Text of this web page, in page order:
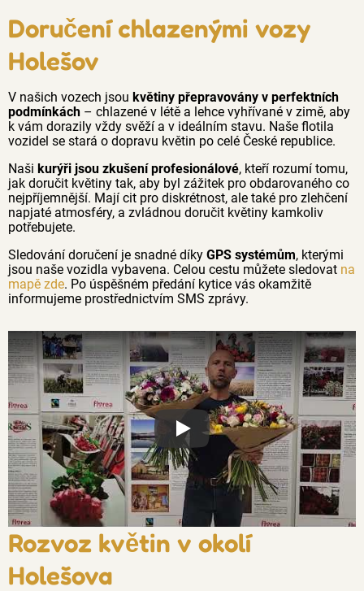
Doručení chlazenými vozy
Holešov
V našich vozech jsou květiny přepravovány v perfektních
podmínkách – chlazené v létě a lehce vyhřívané v zimě, aby
k vám dorazily vždy svěží a v ideálním stavu. Naše flotila
vozidel se stará o dopravu květin po celé České republice.
Naši kurýři jsou zkušení profesionálové, kteří rozumí tomu,
jak doručit květiny tak, aby byl zážitek pro obdarovaného co
nejpříjemnější. Mají cit pro diskrétnost, ale také pro zlehčení
napjaté atmosféry, a zvládnou doručit květiny kamkoliv
potřebujete.
Sledování doručení je snadné díky GPS systémům, kterými
jsou naše vozidla vybavena. Celou cestu můžete sledovat na
mapě zde. Po úspěšném předání kytice vás okamžitě
informujeme prostřednictvím SMS zprávy.
Proč jsou květiny z Florea tak
Rozvoz květin v okolí
Holešova